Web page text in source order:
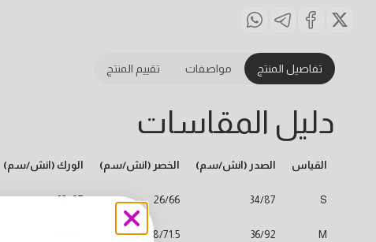
تفاصيل المنتج مواصفات تقييم المنتج
دليل المقاسات
القياس الصدر (انش/سم) الخصر (انش/سم) الورك (انش/سم)
S
34/87
26/66
38/97
M
36/92
28/71.5